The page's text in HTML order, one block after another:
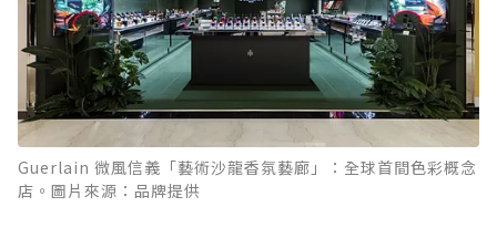
Guerlain 微風信義「藝術沙龍香氛藝廊」：全球首間色彩概念
店。圖片來源：品牌提供